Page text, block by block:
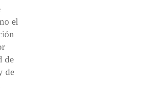
el
de
de